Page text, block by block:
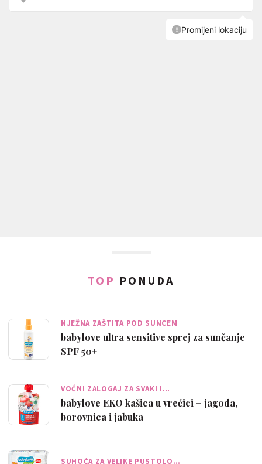
TOP PONUDA
NJEŽNA ZAŠTITA POD SUNCEM
babylove ultra sensitive sprej za sunčanje
SPF 50+
VOĆNI ZALOGAJ ZA SVAKI I…
babylove EKO kašica u vrećici – jagoda,
borovnica i jabuka
SUHOĆA ZA VELIKE PUSTOLO…